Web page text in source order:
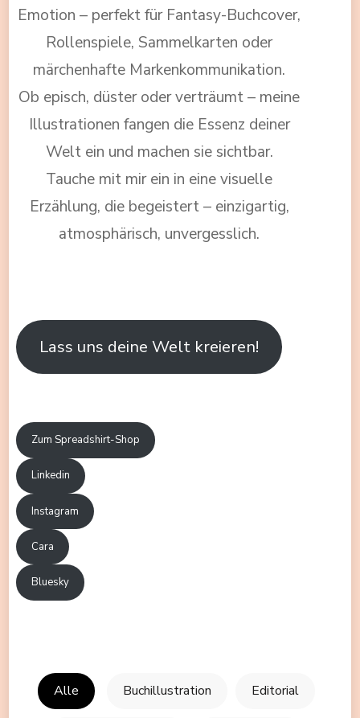
Emotion – perfekt für Fantasy-Buchcover,
Rollenspiele, Sammelkarten oder
märchenhafte Markenkommunikation.
Ob episch, düster oder verträumt – meine
Illustrationen fangen die Essenz deiner
Welt ein und machen sie sichtbar.
Tauche mit mir ein in eine visuelle
Erzählung, die begeistert – einzigartig,
atmosphärisch, unvergesslich.
Lass uns deine Welt kreieren!
Zum Spreadshirt-Shop
Linkedin
Instagram
Cara
Bluesky
Alle Buchillustration Editorial